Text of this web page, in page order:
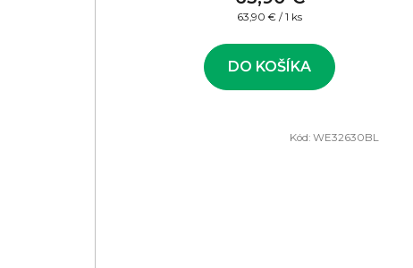
Jednotková
63,90 € / 1 ks
DO KOŠÍKA
Kód: WE32630BL